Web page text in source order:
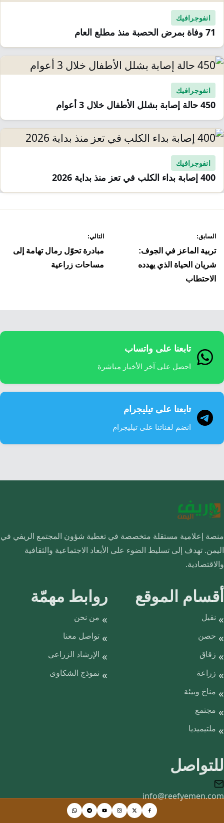
انفوجرافيك
71 وفاة بمرض الحصبة منذ مطلع العام
انفوجرافيك
450 حالة إصابة بشلل الأطفال خلال 3 أعوام
انفوجرافيك
400 إصابة بداء الكلب في تعز منذ بداية 2026
المقالات
السابق:
تربية الماعز في الجوف:
شريان الحياة الذي يهدده
الاحتطاب
التالي:
مبادرة تحوّل رمال تهامة إلى
مساحات زراعية
تابعنا على واتساب
احصل على آخر الأخبار مباشرة
تابعنا على تيليجرام
انضم لقناتنا على تيليجرام
منصة إعلامية مستقلة متخصصة في تغطية شؤون المجتمع الريفي في
اليمن. تهدف إلى تسليط الضوء على الأبعاد الاجتماعية والثقافية
والاقتصادية.
أقسام الموقع
نقيل
حصن
زقاق
زراعة
مناخ وبيئة
مجتمع
ملتيميديا
روابط مهمّة
من نحن
تواصل معنا
الإرشاد الزراعي
نموذج الشكاوى
للتواصل
info@reefyemen.com